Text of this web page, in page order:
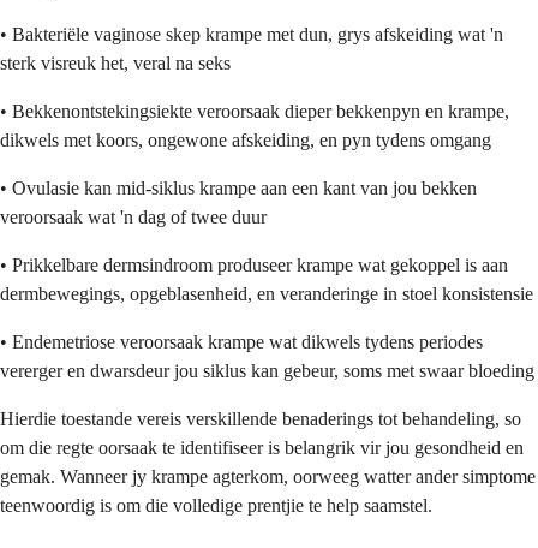
• Bakteriële vaginose skep krampe met dun, grys afskeiding wat 'n
sterk visreuk het, veral na seks
• Bekkenontstekingsiekte veroorsaak dieper bekkenpyn en krampe,
dikwels met koors, ongewone afskeiding, en pyn tydens omgang
• Ovulasie kan mid-siklus krampe aan een kant van jou bekken
veroorsaak wat 'n dag of twee duur
• Prikkelbare dermsindroom produseer krampe wat gekoppel is aan
dermbewegings, opgeblasenheid, en veranderinge in stoel konsistensie
• Endemetriose veroorsaak krampe wat dikwels tydens periodes
vererger en dwarsdeur jou siklus kan gebeur, soms met swaar bloeding
Hierdie toestande vereis verskillende benaderings tot behandeling, so
om die regte oorsaak te identifiseer is belangrik vir jou gesondheid en
gemak. Wanneer jy krampe agterkom, oorweeg watter ander simptome
teenwoordig is om die volledige prentjie te help saamstel.